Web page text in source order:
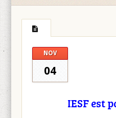
NOV
04
IESF est